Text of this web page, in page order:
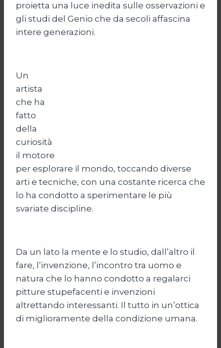
proietta una luce inedita sulle osservazioni e
gli studi del Genio che da secoli affascina
intere generazioni.
Un
artista
che ha
fatto
della
curiosità
il motore
per esplorare il mondo, toccando diverse
arti e tecniche, con una costante ricerca che
lo ha condotto a sperimentare le più
svariate discipline.
Da un lato la mente e lo studio, dall’altro il
fare, l’invenzione, l’incontro tra uomo e
natura che lo hanno condotto a regalarci
pitture stupefacenti e invenzioni
altrettando interessanti. Il tutto in un’ottica
di miglioramente della condizione umana.